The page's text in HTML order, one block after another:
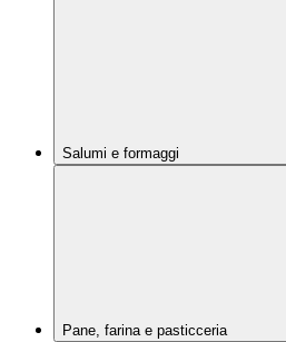
Salumi e formaggi
Pane, farina e pasticceria